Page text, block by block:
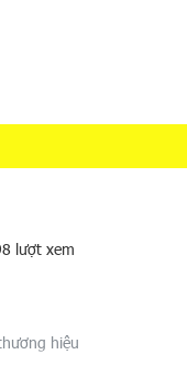
lượt xem
hiệu